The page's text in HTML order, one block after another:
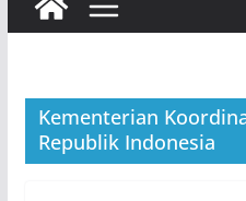
Kementerian
Republik Indonesia